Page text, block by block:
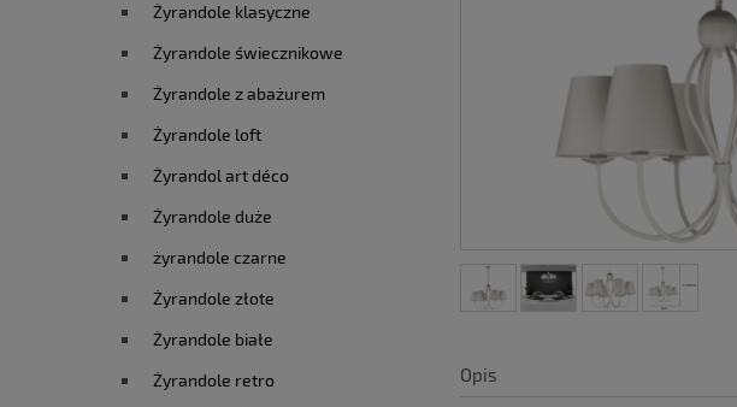
Żyrandole klasyczne
Żyrandole świecznikowe
Żyrandole z abażurem
Żyrandole loft
Żyrandol art déco
Żyrandole duże
żyrandole czarne
Żyrandole złote
Żyrandole białe
Żyrandole retro
Opis